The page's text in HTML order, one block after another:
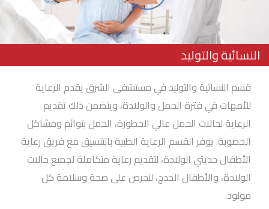
النسائية والتوليد
قسم النسائية والتوليد في مستشفى الشرق يقدم الرعاية
للأمهات في فترة الحمل والولادة، ويتضمن ذلك تقديم
الرعاية لحالات الحمل عالي الخطورة، الحمل بتوائم ومشاكل
الخصوبة. يوفر القسم الرعاية الطبية بالتنسيق مع فريق رعاية
الأطفال حديثي الولادة، لتقديم رعاية متكاملة لجميع حالات
الولادة، والأطفال الخدج، لنحرص على صحة وسلامة كل
مولود.